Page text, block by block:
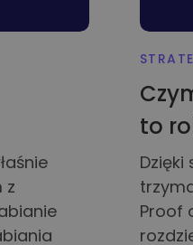
z
to
Proof